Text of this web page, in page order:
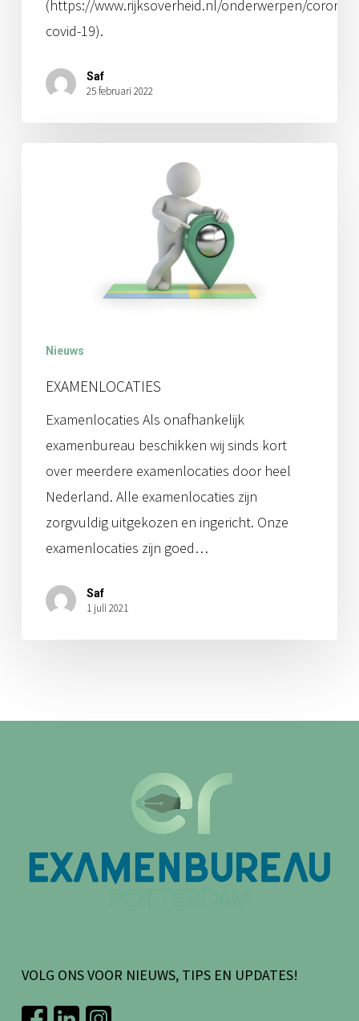
(https://www.rijksoverheid.nl/onderwerpen/
covid-19).
Saf
25 februari 2022
Nieuws
EXAMENLOCATIES
Examenlocaties Als onafhankelijk
examenbureau beschikken wij sinds kort
over meerdere examenlocaties door heel
Nederland. Alle examenlocaties zijn
zorgvuldig uitgekozen en ingericht. Onze
examenlocaties zijn goed…
Saf
1 juli 2021
VOLG ONS VOOR NIEUWS, TIPS EN UPDATES!